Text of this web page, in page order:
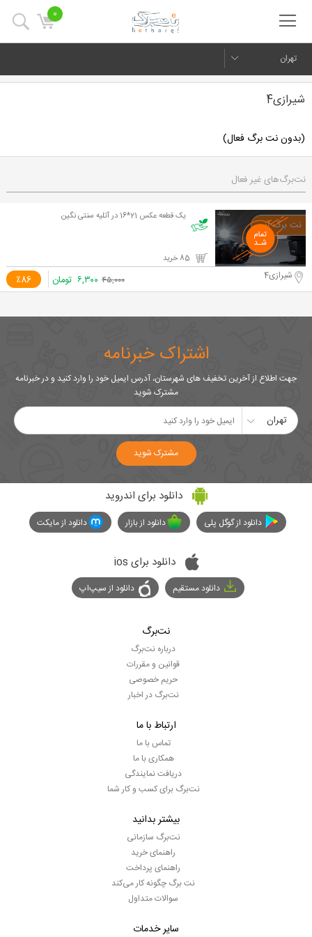
0
تهران
شیرازی4
(بدون نت برگ فعال)
نت‌برگ‌های غیر فعال
یک قطعه عکس 21*16 در آتلیه سنتی نگین
٪86 شیرازی4 ۴۵,۰۰۰ ۶,۳۰۰ تومان
اشتراک خبرنامه
جهت اطلاع از آخرین تخفیف های شهرستان، آدرس ایمیل خود را وارد کنید و در خبرنامه
مشترک شوید
تهران
مشترک شوید
دانلود برای اندروید
دانلود از گوگل پلی دانلود از بازار دانلود از مایکت
دانلود برای ios
دانلود مستقیم دانلود از سیپ‌اپ
نت‌برگ
درباره نت‌برگ
قوانین و مقررات
حریم خصوصی
نت‌برگ در اخبار
ارتباط با ما
تماس با ما
همکاری با ما
دریافت نمایندگی
نت‌برگ برای کسب و کار شما
بیشتر بدانید
نت‌برگ سازمانی
راهنمای خرید
راهنمای پرداخت
نت برگ چگونه کار می‌کند
سوالات متداول
سایر خدمات